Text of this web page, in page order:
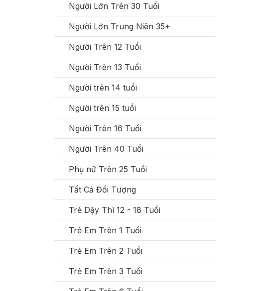
Người Lớn Trên 30 Tuổi
Người Lớn Trung Niên 35+
Người Trên 12 Tuổi
Người Trên 13 Tuổi
Người trên 14 tuổi
Người trên 15 tuổi
Người Trên 16 Tuổi
Người Trên 40 Tuổi
Phụ nữ Trên 25 Tuổi
Tất Cả Đối Tượng
Trẻ Dậy Thì 12 - 18 Tuổi
Trẻ Em Trên 1 Tuổi
Trẻ Em Trên 2 Tuổi
Trẻ Em Trên 3 Tuổi